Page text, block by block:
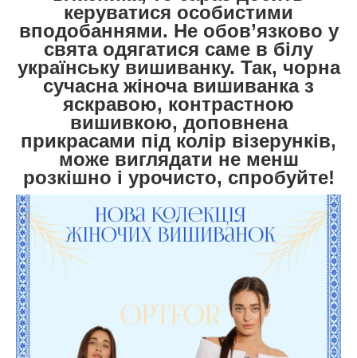
керуватися особистими
вподобаннями. Не обов’язково у
свята одягатися саме в білу
українську вишиванку. Так, чорна
сучасна жіноча вишиванка з
яскравою, контрастною
вишивкою, доповнена
прикрасами під колір візерунків,
може виглядати не менш
розкішно і урочисто, спробуйте!